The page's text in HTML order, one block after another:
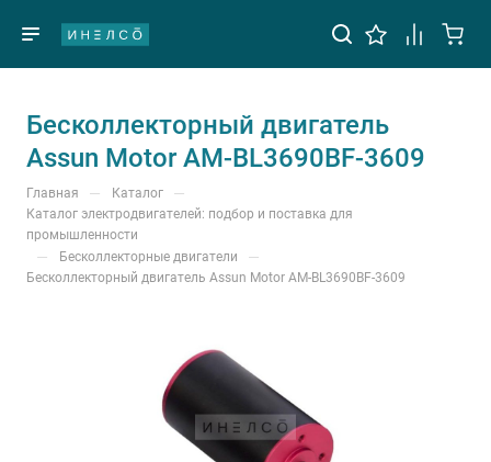
Бесколлекторный двигатель
Assun Motor AM-BL3690BF-3609
Главная — Каталог —
Каталог электродвигателей: подбор и поставка для
промышленности
— Бесколлекторные двигатели —
Бесколлекторный двигатель Assun Motor AM-BL3690BF-3609